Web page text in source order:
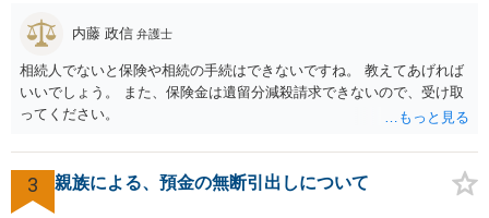
おく方が宜しいかと思います。 緊急という訳ではないかと思います
が、事前準備が早い方が有効な手段が増える傾向にありますので、早
目に弁護士を入れられることを御検討頂くと良いかと思います。
内藤 政信 弁護士
相続人でないと保険や相続の手続はできないですね。 教えてあげれば
いいでしょう。 また、保険金は遺留分減殺請求できないので、受け取
ってください。
3 親族による、預金の無断引出しについて